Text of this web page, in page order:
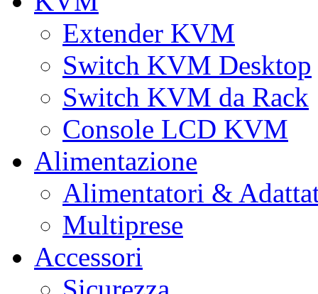
Extender KVM
Switch KVM Desktop
Switch KVM da Rack
Console LCD KVM
Alimentazione
Alimentatori &
Multiprese
Accessori